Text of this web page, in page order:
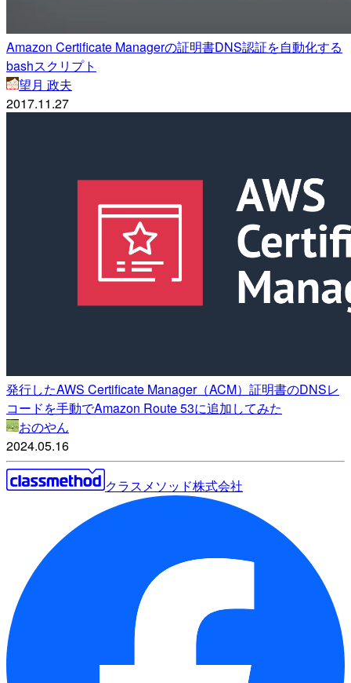
Amazon Certificate Managerの証明書DNS認証を自動化する
bashスクリプト
望月 政夫
2017.11.27
発行したAWS Certificate Manager（ACM）証明書のDNSレ
コードを手動でAmazon Route 53に追加してみた
おのやん
2024.05.16
クラスメソッド株式会社